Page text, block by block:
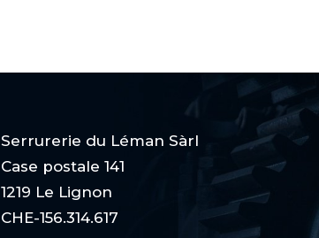
Serrurerie du Léman Sàrl
Case postale 141
1219 Le Lignon
CHE-156.314.617